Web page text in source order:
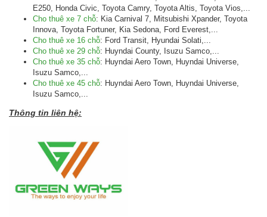
E250, Honda Civic, Toyota Camry, Toyota Altis, Toyota Vios,...
Cho thuê xe 7 chỗ: Kia Carnival 7, Mitsubishi Xpander, Toyota
Innova, Toyota Fortuner, Kia Sedona, Ford Everest,...
Cho thuê xe 16 chỗ: Ford Transit, Hyundai Solati,...
Cho thuê xe 29 chỗ: Huyndai County, Isuzu Samco,...
Cho thuê xe 35 chỗ: Huyndai Aero Town, Huyndai Universe,
Isuzu Samco,...
Cho thuê xe 45 chỗ: Huyndai Aero Town, Huyndai Universe,
Isuzu Samco,...
Thông tin liên hệ: